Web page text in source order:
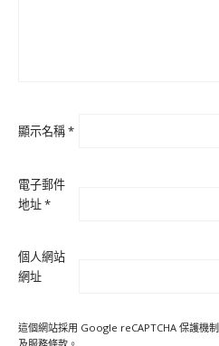
顯示名稱*
電子郵件
地址*
個人網站
網址
這個網站採用 Google reCAPTCHA 保護機